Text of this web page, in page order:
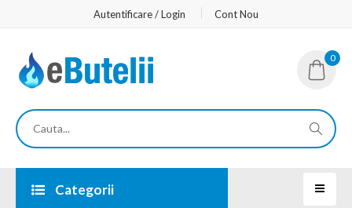
Autentificare / Login Cont Nou
0
Categorii